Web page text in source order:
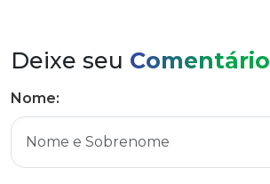
Deixe seu Comentário
Nome: